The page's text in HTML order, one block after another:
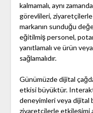
kalmamalı, aynı
görevlileri,
markanın sunduğu
eğitilmiş personel,
yanıtlamalı ve ürün
sağlamalıdır.
Günümüzde dijital
etkisi büyüktür.
deneyimleri veya dijital
ziyaretçilerle etkileşimi